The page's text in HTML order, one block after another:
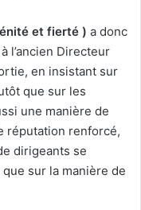
et fierté ) a donc
l’ancien Directeur
en insistant sur
que sur les
une manière de
réputation renforcé,
dirigeants se
sur la manière de